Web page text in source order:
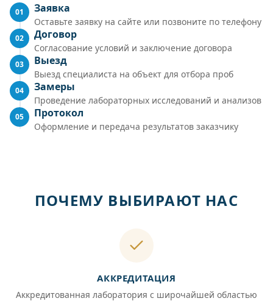
01 Заявка
Оставьте заявку на сайте или позвоните по телефону
02 Договор
Согласование условий и заключение договора
03 Выезд
Выезд специалиста на объект для отбора проб
04 Замеры
Проведение лабораторных исследований и анализов
05 Протокол
Оформление и передача результатов заказчику
ПОЧЕМУ ВЫБИРАЮТ НАС
АККРЕДИТАЦИЯ
Аккредитованная лаборатория с широчайшей областью